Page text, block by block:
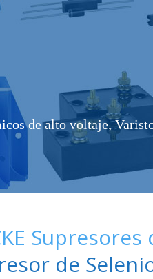
de alto voltaje,
de